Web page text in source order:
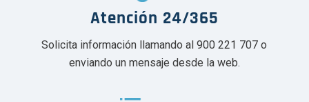
Atención 24/365
Solicita información llamando al 900 221 707 o
enviando un mensaje desde la web.